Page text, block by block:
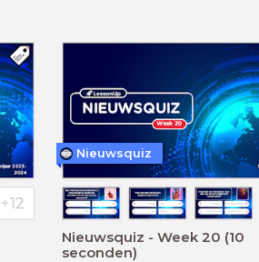
Nieuwsquiz - Week 20 (10
seconden)
Nieuwsquiz